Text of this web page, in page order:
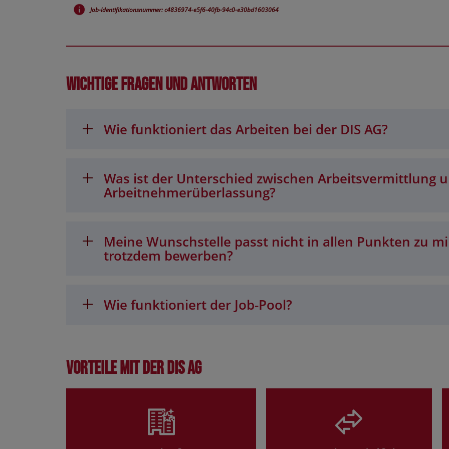
Job-Identifikationsnummer: c4836974-e5f6-40fb-94c0-e30bd1603064
Wichtige Fragen und Antworten
Wie funktioniert das Arbeiten bei der DIS AG?
Was ist der Unterschied zwischen Arbeitsvermittlung
Arbeitnehmerüberlassung?
Meine Wunschstelle passt nicht in allen Punkten zu
trotzdem bewerben?
Wie funktioniert der Job-Pool?
Vorteile mit der DIS AG